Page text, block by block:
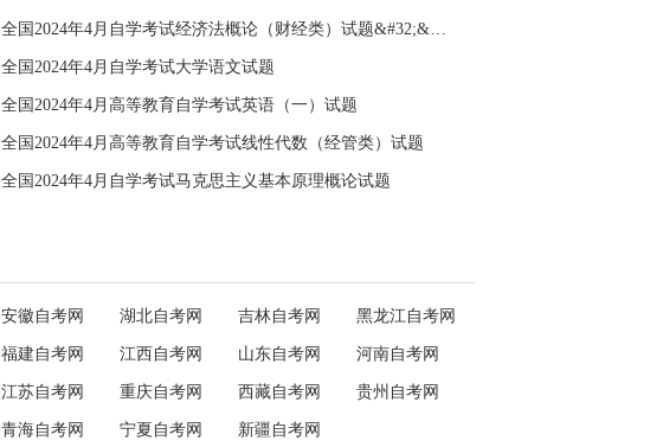
全国2024年4月自学考试经济法概论（财经类）试题&#32;&#32;
全国2024年4月自学考试大学语文试题
全国2024年4月高等教育自学考试英语（一）试题
全国2024年4月高等教育自学考试线性代数（经管类）试题
全国2024年4月自学考试马克思主义基本原理概论试题
安徽自考网 湖北自考网 吉林自考网 黑龙江自考网
福建自考网 江西自考网 山东自考网 河南自考网
江苏自考网 重庆自考网 西藏自考网 贵州自考网
青海自考网 宁夏自考网 新疆自考网